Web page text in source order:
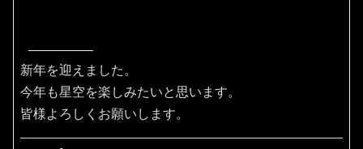
新年を迎えました。
今年も星空を楽しみたいと思います。
皆様よろしくお願いします。